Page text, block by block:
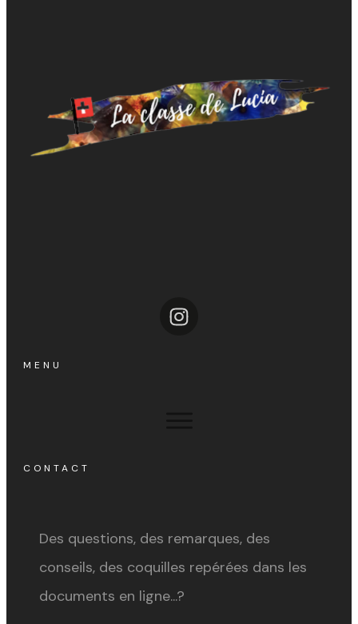
MENU
CONTACT
Des questions, des remarques, des
conseils, des coquilles repérées dans les
documents en ligne...?